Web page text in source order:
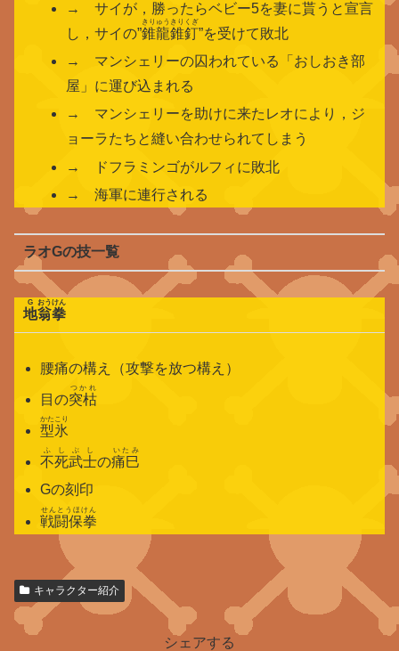
→ サイが，勝ったらベビー5を妻に貰うと宣言
し，サイの”錐龍錐釘
きりゅうきりくぎ
”を受けて敗北
→ マンシェリーの囚われている「おしおき部
屋」に運び込まれる
→ マンシェリーを助けに来たレオにより，ジ
ョーラたちと縫い合わせられてしまう
→ ドフラミンゴがルフィに敗北
→ 海軍に連行される
ラオGの技一覧
地
G
翁拳
おうけん
腰痛の構え（攻撃を放つ構え）
目の突枯
つかれ
型氷
かたこり
不死武士
ふしぶし
の痛巳
いたみ
Gの刻印
戦闘保拳
せんとうほけん
関
連
ャ
キャラクター紹介
シェアする